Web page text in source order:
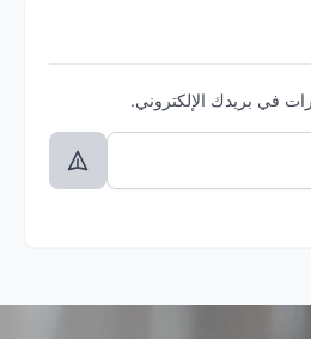
في بريدك الإلكتروني.